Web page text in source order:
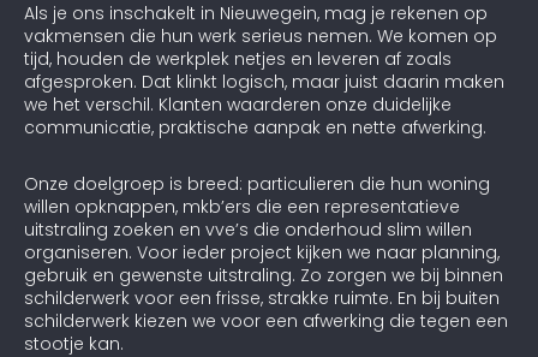
Als je ons inschakelt in Nieuwegein, mag je rekenen op
vakmensen die hun werk serieus nemen. We komen op
tijd, houden de werkplek netjes en leveren af zoals
afgesproken. Dat klinkt logisch, maar juist daarin maken
we het verschil. Klanten waarderen onze duidelijke
communicatie, praktische aanpak en nette afwerking.
Onze doelgroep is breed: particulieren die hun woning
willen opknappen, mkb’ers die een representatieve
uitstraling zoeken en vve’s die onderhoud slim willen
organiseren. Voor ieder project kijken we naar planning,
gebruik en gewenste uitstraling. Zo zorgen we bij binnen
schilderwerk voor een frisse, strakke ruimte. En bij buiten
schilderwerk kiezen we voor een afwerking die tegen een
stootje kan.